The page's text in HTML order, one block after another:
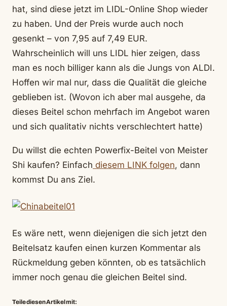
hat, sind diese jetzt im LIDL-Online Shop wieder
zu haben. Und der Preis wurde auch noch
gesenkt – von 7,95 auf 7,49 EUR.
Wahrscheinlich will uns LIDL hier zeigen, dass
man es noch billiger kann als die Jungs von ALDI.
Hoffen wir mal nur, dass die Qualität die gleiche
geblieben ist. (Wovon ich aber mal ausgehe, da
dieses Beitel schon mehrfach im Angebot waren
und sich qualitativ nichts verschlechtert hatte)
Du willst die echten Powerfix-Beitel von Meister
Shi kaufen? Einfach diesem LINK folgen, dann
kommst Du ans Ziel.
Es wäre nett, wenn diejenigen die sich jetzt den
Beitelsatz kaufen einen kurzen Kommentar als
Rückmeldung geben könnten, ob es tatsächlich
immer noch genau die gleichen Beitel sind.
Teile diesen Artikel mit: